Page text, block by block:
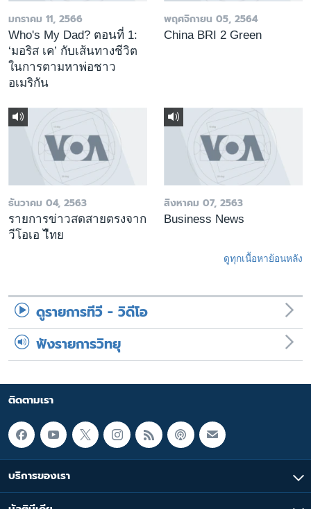
มกราคม 11, 2566
Who's My Dad? ตอนที่ 1:
‘มอริส เค’ กับเส้นทางชีวิต
ในการตามหาพ่อชาว
อเมริกัน
พฤศจิกายน 05, 2564
China BRI 2 Green
ธันวาคม 04, 2563
รายการข่าวสดสายตรงจาก
วีโอเอ ไืทย
สิงหาคม 07, 2563
Business News
ดูทุกเนื้อหาย้อนหลัง
ดูรายการทีวี - วิดีโอ
ฟังรายการวิทยุ
ติดตามเรา
บริการของเรา